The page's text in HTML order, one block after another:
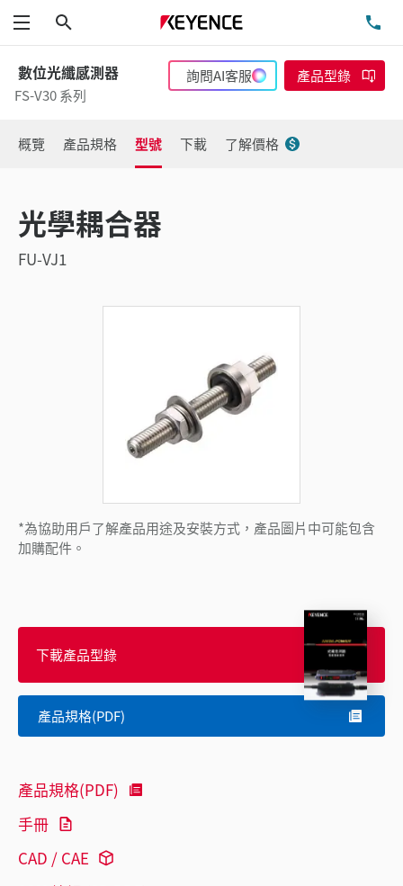
功能表
數位光纖感測器
FS-V30 系列
詢問AI客服 產品型錄
概覽 產品規格 型號 下載 了解價格
光學耦合器
FU-VJ1
*為協助用戶了解產品用途及安裝方式，產品圖片中可能包含
加購配件。
下載產品型錄
產品規格(PDF)
產品規格(PDF)
手冊
CAD / CAE